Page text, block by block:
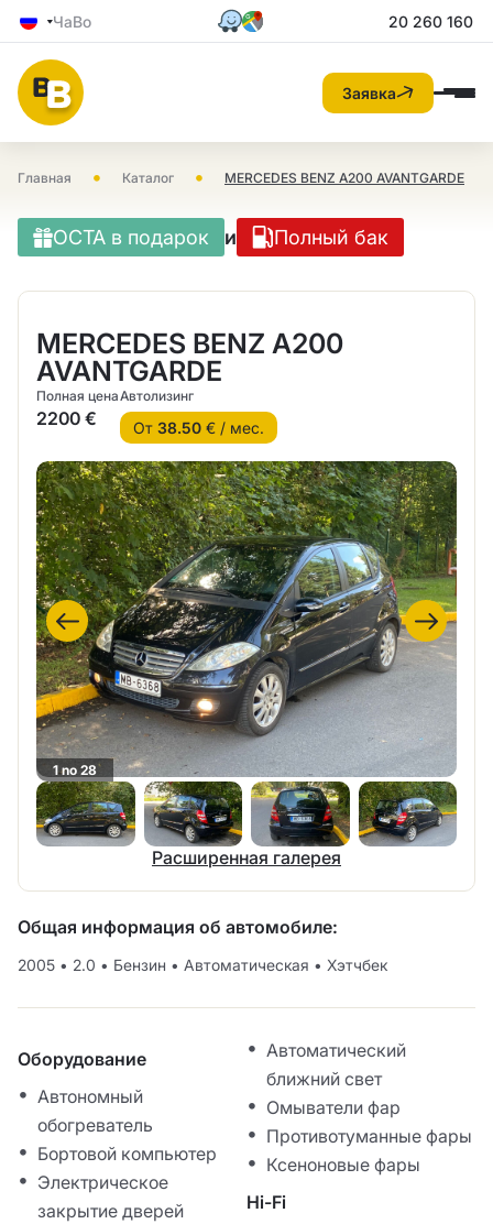
ЧаВо 20 260 160
Заявка
Главная • Каталог • MERCEDES BENZ A200 AVANTGARDE
OCTA в подарок и Полный бак
MERCEDES BENZ A200
AVANTGARDE
Полная цена
2200 €
Автолизинг
От 38.50€ / мес.
1 no 28
Расширенная галерея
Общая информация об автомобиле:
2005 • 2.0 • Бензин • Автоматическая • Хэтчбек
Оборудование
Автономный
обогреватель
Бортовой компьютер
Электрическое
закрытие дверей
Автоматический
ближний свет
Омыватели фар
Противотуманные фары
Ксеноновые фары
Hi-Fi